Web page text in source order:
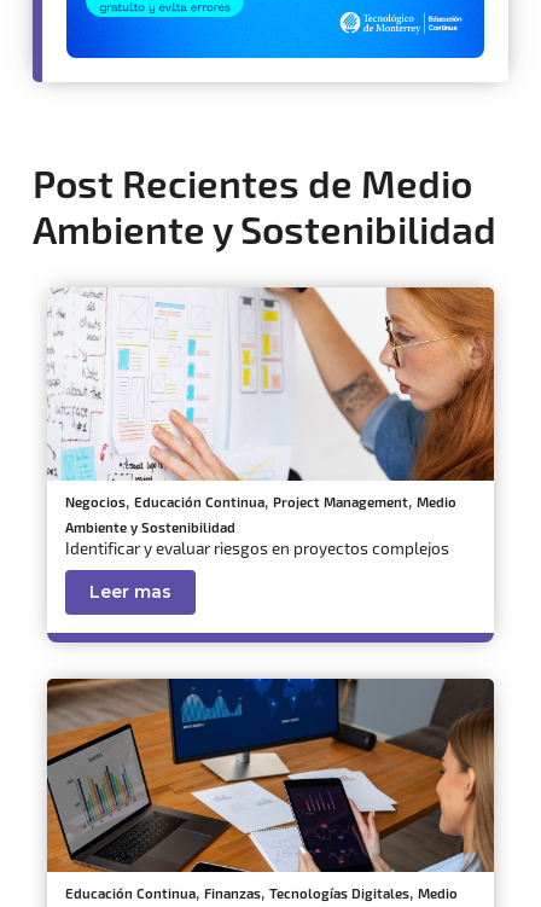
Post Recientes de Medio
Ambiente y Sostenibilidad
Negocios, Educación Continua, Project Management, Medio
Ambiente y Sostenibilidad
Identificar y evaluar riesgos en proyectos complejos
Leer mas
Educación Continua, Finanzas, Tecnologías Digitales, Medio